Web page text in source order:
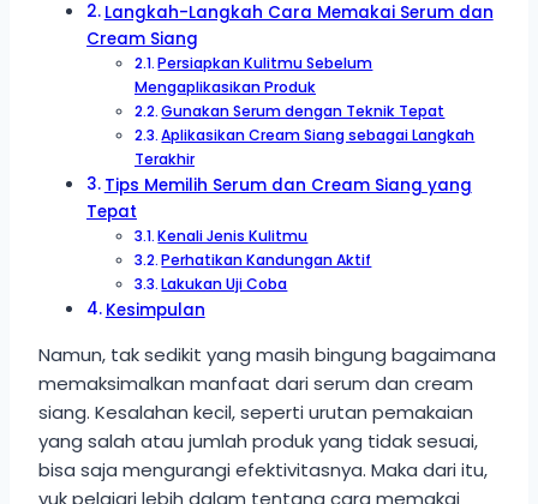
Langkah-Langkah Cara Memakai Serum dan
Cream Siang
Persiapkan Kulitmu Sebelum
Mengaplikasikan Produk
Gunakan Serum dengan Teknik Tepat
Aplikasikan Cream Siang sebagai Langkah
Terakhir
Tips Memilih Serum dan Cream Siang yang
Tepat
Kenali Jenis Kulitmu
Perhatikan Kandungan Aktif
Lakukan Uji Coba
Kesimpulan
Namun, tak sedikit yang masih bingung bagaimana
memaksimalkan manfaat dari serum dan cream
siang. Kesalahan kecil, seperti urutan pemakaian
yang salah atau jumlah produk yang tidak sesuai,
bisa saja mengurangi efektivitasnya. Maka dari itu,
yuk pelajari lebih dalam tentang cara memakai